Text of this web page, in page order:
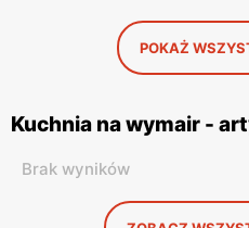
POKAŻ
Kuchnia na wymair -
Brak wyników